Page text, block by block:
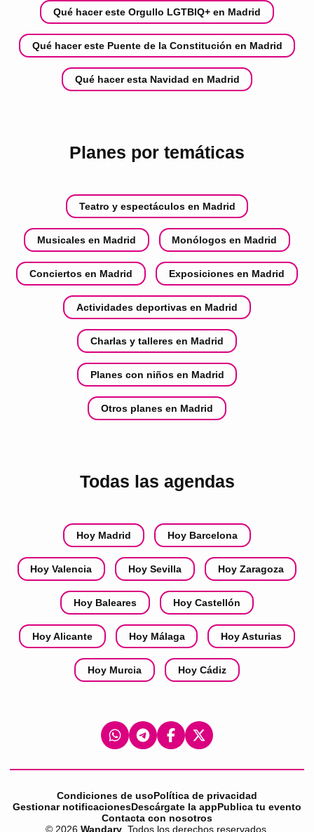
Qué hacer este Orgullo LGTBIQ+ en Madrid
Qué hacer este Puente de la Constitución en Madrid
Qué hacer esta Navidad en Madrid
Planes por temáticas
Teatro y espectáculos en Madrid
Musicales en Madrid Monólogos en Madrid
Conciertos en Madrid Exposiciones en Madrid
Actividades deportivas en Madrid
Charlas y talleres en Madrid
Planes con niños en Madrid
Otros planes en Madrid
Todas las agendas
Hoy Madrid Hoy Barcelona
Hoy Valencia Hoy Sevilla Hoy Zaragoza
Hoy Baleares Hoy Castellón
Hoy Alicante Hoy Málaga Hoy Asturias
Hoy Murcia Hoy Cádiz
Condiciones de usoPolítica de privacidad
Gestionar notificacionesDescárgate la appPublica tu evento
Contacta con nosotros
© 2026 Wandary. Todos los derechos reservados.